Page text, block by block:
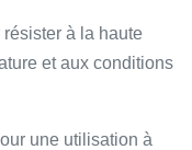
à la haute
et aux conditions
une utilisation à